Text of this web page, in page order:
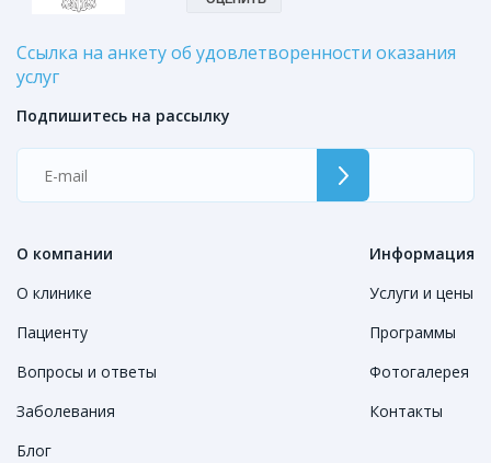
Ссылка на анкету об удовлетворенности оказания
услуг
О компании
О клинике
Пациенту
Вопросы и ответы
Заболевания
Блог
Информация
Услуги и цены
Программы
Фотогалерея
Контакты
Подпишитесь на рассылку